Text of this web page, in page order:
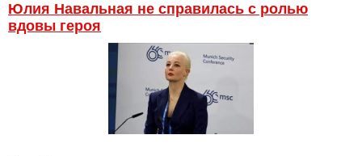
Юлия Навальная не справилась с ролью
вдовы героя